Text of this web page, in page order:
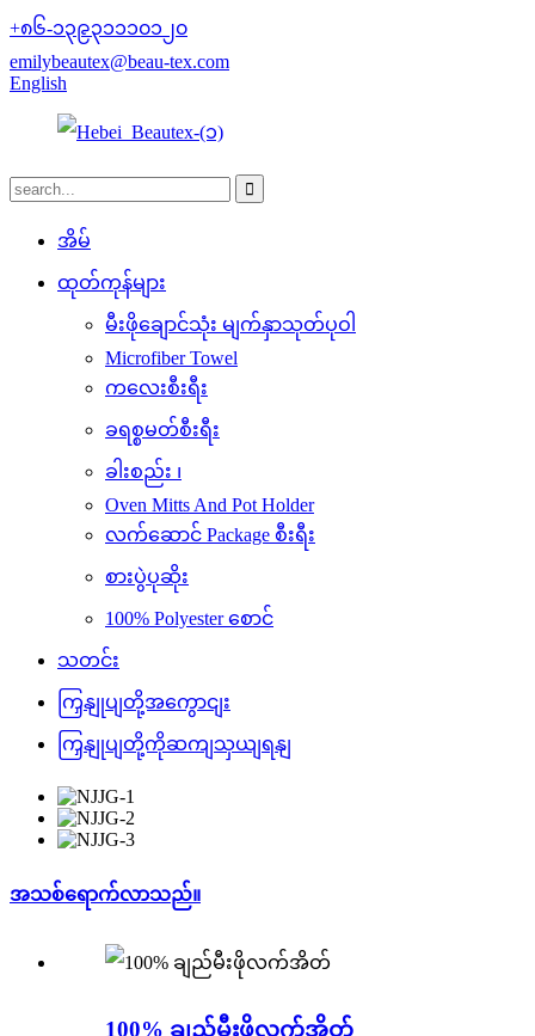
+၈၆-၁၃၉၃၁၁၁၀၁၂၀
emilybeautex@beau-tex.com
English
အိမ်
ထုတ်ကုန်များ
မီးဖိုချောင်သုံး မျက်နှာသုတ်ပုဝါ
Microfiber Towel
ကလေးစီးရီး
ခရစ္စမတ်စီးရီး
ခါးစည်း ၊
Oven Mitts And Pot Holder
လက်ဆောင် Package စီးရီး
စားပွဲပုဆိုး
100% Polyester စောင်
သတင်း
ကြှနျုပျတို့အကွောငျး
ကြှနျုပျတို့ကိုဆကျသှယျရနျ
အသစ်ရောက်လာသည်။
100% ချည်မီးဖိုလက်အိတ်